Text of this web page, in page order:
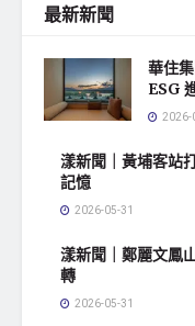
最新新聞
華住
ESG
2026-
漾新聞｜黃埔客站
記憶
2026-05-31
漾新聞｜鄭麗文鳳
轉
2026-05-31